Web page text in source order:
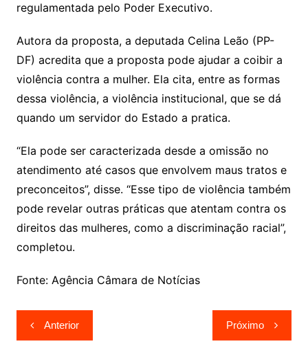
regulamentada pelo Poder Executivo.
Autora da proposta, a deputada Celina Leão (PP-
DF) acredita que a proposta pode ajudar a coibir a
violência contra a mulher. Ela cita, entre as formas
dessa violência, a violência institucional, que se dá
quando um servidor do Estado a pratica.
“Ela pode ser caracterizada desde a omissão no
atendimento até casos que envolvem maus tratos e
preconceitos”, disse. “Esse tipo de violência também
pode revelar outras práticas que atentam contra os
direitos das mulheres, como a discriminação racial”,
completou.
Fonte: Agência Câmara de Notícias
Navegação
de
Anterior Próximo